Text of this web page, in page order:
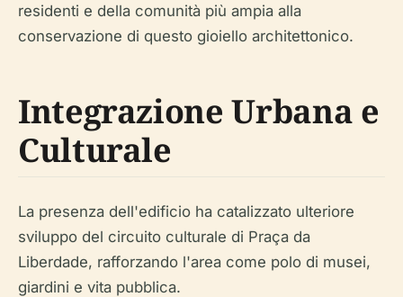
residenti e della comunità più ampia alla
conservazione di questo gioiello architettonico.
Integrazione Urbana e
Culturale
La presenza dell'edificio ha catalizzato ulteriore
sviluppo del circuito culturale di Praça da
Liberdade, rafforzando l'area come polo di musei,
giardini e vita pubblica.